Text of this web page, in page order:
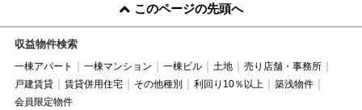
このページの先頭へ
収益物件検索
一棟アパート 一棟マンション 一棟ビル 土地
売り店舗・事務所
戸建賃貸
賃貸併用住宅 その他種別 利回り10％以上
築浅物件
会員限定物件